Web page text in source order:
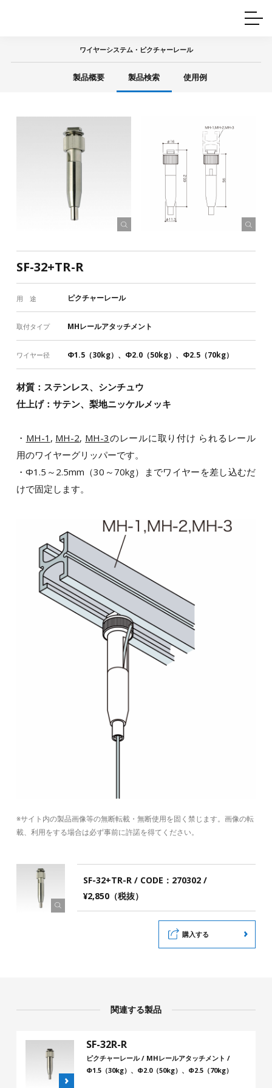
ついて
産業用ワイヤー
技術
サポート
製品の安全と品質について
図面ダウンロード
ワイヤーシステム・ピクチャーレール
製品概要 製品検索 使用例
SF-32+TR-R
用 途 ピクチャーレール
取付タイプ MHレールアタッチメント
ワイヤー径 Φ1.5（30kg）、Φ2.0（50kg）、Φ2.5（70kg）
材質：ステンレス、シンチュウ
仕上げ：サテン、梨地ニッケルメッキ
・ MH-1 , MH-2, MH-3のレールに取り付け られるレール
用のワイヤーグリッパーです。
・Φ1.5～2.5mm（30～70kg）までワイヤーを差し込むだ
けで固定します。
※サイト内の製品画像等の無断転載・無断使用を固く禁じます。画像の転
載、利用をする場合は必ず事前に許諾を得てください。
SF-32+TR-R / CODE：270302 /
¥2,850（税抜）
購入する
関連する製品
SF-32R-R
ピクチャーレール / MHレールアタッチメント /
Φ1.5（30kg）、Φ2.0（50kg）、Φ2.5（70kg）